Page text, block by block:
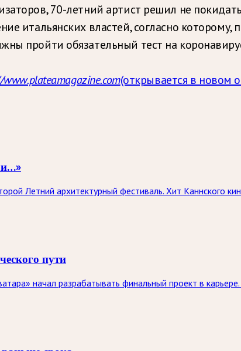
70-летний артист решил не
итальянских властей, согласно
пройти обязательный тест на
(открывается в новом
Летний архитектурный фестиваль. Хит Каннского
пути
начал разрабатывать финальный проект в